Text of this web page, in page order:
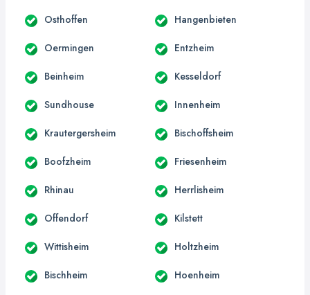
Osthoffen Hangenbieten
Oermingen Entzheim
Beinheim Kesseldorf
Sundhouse Innenheim
Krautergersheim Bischoffsheim
Boofzheim Friesenheim
Rhinau Herrlisheim
Offendorf Kilstett
Wittisheim Holtzheim
Bischheim Hoenheim